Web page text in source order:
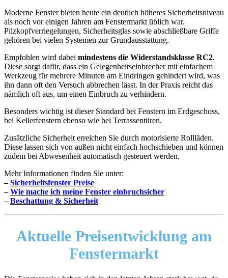
Moderne Fenster bieten heute ein deutlich höheres Sicherheitsniveau
als noch vor einigen Jahren am Fenstermarkt üblich war.
Pilzkopfverriegelungen, Sicherheitsglas sowie abschließbare Griffe
gehören bei vielen Systemen zur Grundausstattung.
Empfohlen wird dabei mindestens die Widerstandsklasse RC2.
Diese sorgt dafür, dass ein Gelegenheitseinbrecher mit einfachem
Werkzeug für mehrere Minuten am Eindringen gehindert wird, was
ihn dann oft den Versuch abbrechen lässt. In der Praxis reicht das
nämlich oft aus, um einen Einbruch zu verhindern.
Besonders wichtig ist dieser Standard bei Fenstern im Erdgeschoss,
bei Kellerfenstern ebenso wie bei Terrassentüren.
Zusätzliche Sicherheit erreichen Sie durch motorisierte Rollläden.
Diese lassen sich von außen nicht einfach hochschieben und können
zudem bei Abwesenheit automatisch gesteuert werden.
Mehr Informationen finden Sie unter:
–Sicherheitsfenster Preise
–Wie mache ich meine Fenster einbruchsicher
–Beschattung & Sicherheit
Aktuelle Preisentwicklung am
Fenstermarkt